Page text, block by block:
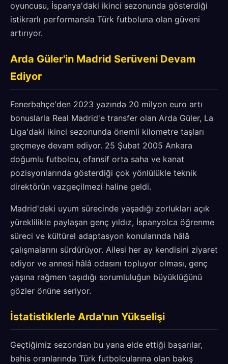
oyuncusu, İspanya'daki ikinci sezonunda gösterdiği
istikrarlı performansla Türk futboluna olan güveni
artırıyor.
Arda Güler'in Madrid Serüveni Devam
Ediyor
Fenerbahçe'den 2023 yazında 20 milyon euro artı
bonuslarla Real Madrid'e transfer olan Arda Güler, La
Liga'daki ikinci sezonunda önemli kilometre taşları
geçmeye devam ediyor. 25 Şubat 2005 Ankara
doğumlu futbolcu, ofansif orta saha ve kanat
pozisyonlarında gösterdiği çok yönlülükle teknik
direktörün vazgeçilmezi haline geldi.
Madrid'deki uyum sürecinde yaşadığı zorlukları açık
yüreklilikle paylaşan genç yıldız, İspanyolca öğrenme
süreci ve kültürel adaptasyon konularında hâlâ
çalışmalarını sürdürüyor. Ailesi her ay kendisini ziyaret
ediyor ve annesi hâlâ odasını topluyor olması, genç
yaşına rağmen taşıdığı sorumluluğun büyüklüğünü
gözler önüne seriyor.
İstatistiklerle Arda'nın Yükselişi
Geçtiğimiz sezondan bu yana elde ettiği başarılar,
bahis oranlarında Türk futbolcularına olan bakış